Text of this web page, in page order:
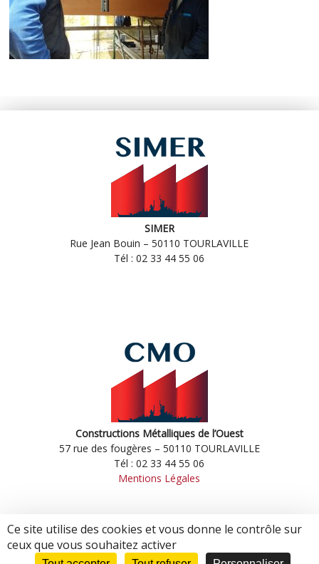
SIMER
Rue Jean Bouin – 50110 TOURLAVILLE
Tél : 02 33 44 55 06
Constructions Métalliques de l’Ouest
57 rue des fougères – 50110 TOURLAVILLE
Tél : 02 33 44 55 06
Mentions Légales
Copyright © 2026 -Groupe CMO
Création WebCom.Me
Ce site utilise des cookies et vous donne le contrôle sur
ceux que vous souhaitez activer